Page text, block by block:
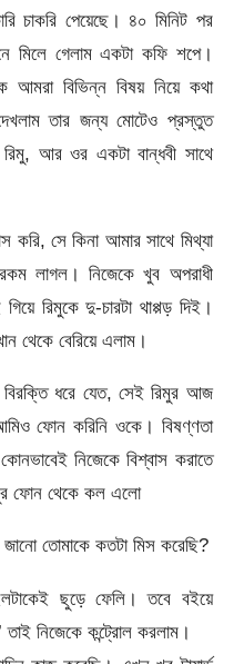
চাকরি পেয়েছে। ৪০ মিনিট পর
মিলে গেলাম একটা কফি শপে।
বিভিন্ন বিষয় নিয়ে কথা
তার জন্য মোটেও প্রস্তুত
আর ওর একটা বান্ধবী সাথে
করি, সে কিনা আমার সাথে মিথ্যা
লাগল। নিজেকে খুব অপরাধী
রিমুকে দু-চারটা থাপ্পড় দিই।
থেকে বেরিয়ে এলাম।
ধরে যেত, সেই রিমুর আজ
ফোন করিনি ওকে। বিষণ্ণতা
নিজেকে বিশ্বাস করাতে
ফোন থেকে কল এলো
তোমাকে কতটা মিস করেছি?
ছুড়ে ফেলি। তবে বইয়ে
তাই নিজেকে কন্ট্রোল করলাম।